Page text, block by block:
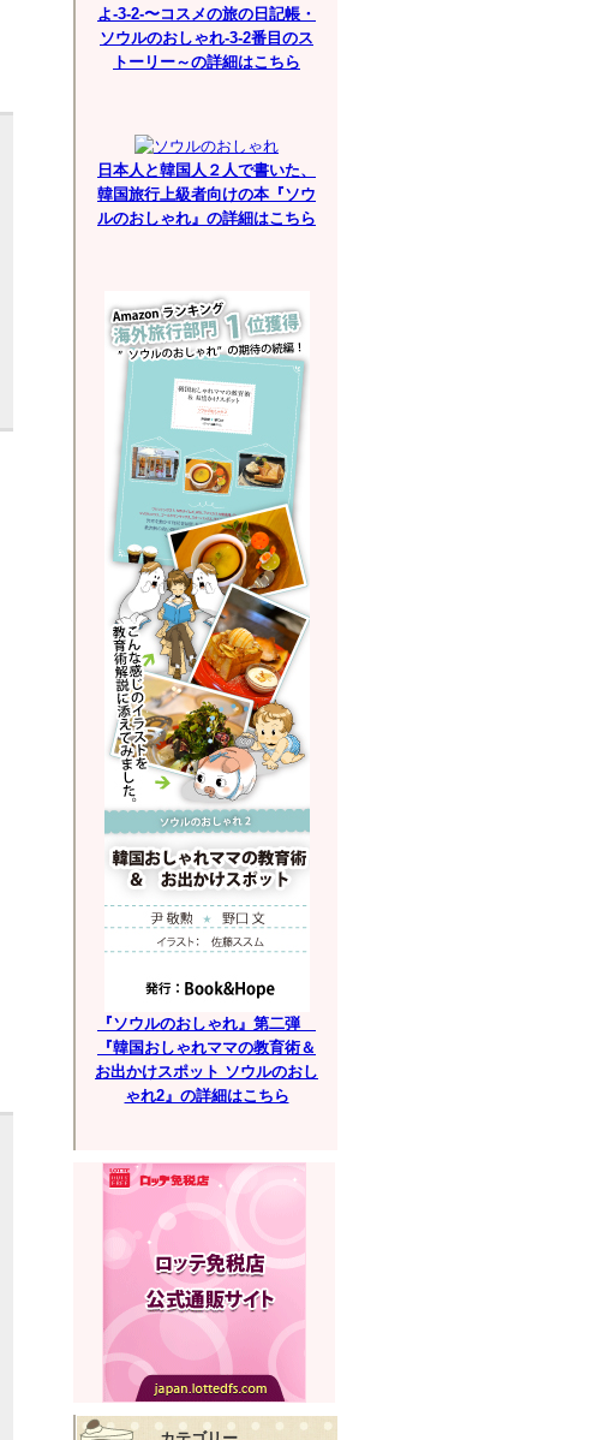
よ-3-2-〜コスメの旅の日記帳・
ソウルのおしゃれ-3-2番目のス
トーリー～の詳細はこちら
日本人と韓国人２人で書いた、
韓国旅行上級者向けの本『ソウ
ルのおしゃれ』の詳細はこちら
『ソウルのおしゃれ』第二弾
『韓国おしゃれママの教育術＆
お出かけスポット ソウルのおし
ゃれ2』の詳細はこちら